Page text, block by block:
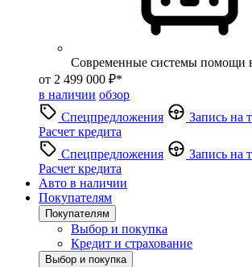
Современные системы помощи
от 2 499 000 ₽*
в наличии обзор
Спецпредложения
Запись на
Расчет кредита
Спецпредложения
Запись на
Расчет кредита
Авто в наличии
Покупателям
Покупателям
Выбор и покупка
Кредит и страхование
Выбор и покупка